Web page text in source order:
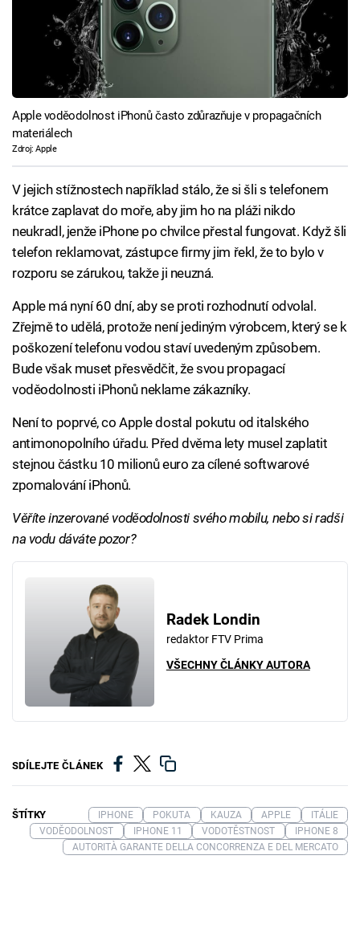
Apple voděodolnost iPhonů často zdůrazňuje v propagačních
materiálech
Zdroj: Apple
V jejich stížnostech například stálo, že si šli s telefonem
krátce zaplavat do moře, aby jim ho na pláži nikdo
neukradl, jenže iPhone po chvilce přestal fungovat. Když šli
telefon reklamovat, zástupce firmy jim řekl, že to bylo v
rozporu se zárukou, takže ji neuzná.
Apple má nyní 60 dní, aby se proti rozhodnutí odvolal.
Zřejmě to udělá, protože není jediným výrobcem, který se k
poškození telefonu vodou staví uvedeným způsobem.
Bude však muset přesvědčit, že svou propagací
voděodolnosti iPhonů neklame zákazníky.
Není to poprvé, co Apple dostal pokutu od italského
antimonopolního úřadu. Před dvěma lety musel zaplatit
stejnou částku 10 milionů euro za cílené softwarové
zpomalování iPhonů.
Věříte inzerované voděodolnosti svého mobilu, nebo si radši
na vodu dáváte pozor?
Radek Londin
redaktor FTV Prima
VŠECHNY ČLÁNKY AUTORA
SDÍLEJTE ČLÁNEK
ŠTÍTKY IPHONE POKUTA KAUZA APPLE
ITÁLIE
VODĚODOLNOST
IPHONE 11 VODOTĚSTNOST
IPHONE 8
AUTORITÀ GARANTE DELLA CONCORRENZA E DEL MERCATO